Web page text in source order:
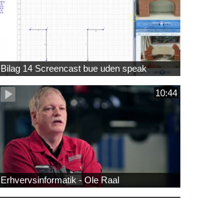
Bilag 14 Screencast bue uden speak
10:44
Erhvervsinformatik - Ole Raal